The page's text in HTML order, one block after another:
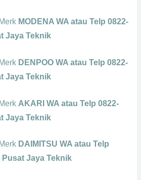
MODENA WA atau Telp 0822-
Jaya Teknik
DENPOO WA atau Telp 0822-
Jaya Teknik
AKARI WA atau Telp 0822-
Jaya Teknik
DAIMITSU WA atau Telp
Pusat Jaya Teknik